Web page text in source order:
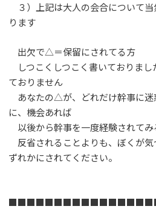
３）上記は大人の会合について
ります
出欠で△＝保留にされてる方
しつこくしつこく書いておりまし
ておりません
あなたの△が、どれだけ幹事に迷
に、機会あれば
以後から幹事を一度経験されてみ
反省されることよりも、ぼくが
ずれかにされてください。